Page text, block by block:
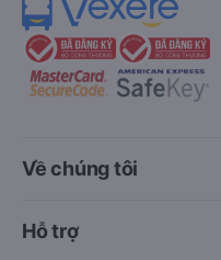
Về chúng tôi
Hỗ trợ